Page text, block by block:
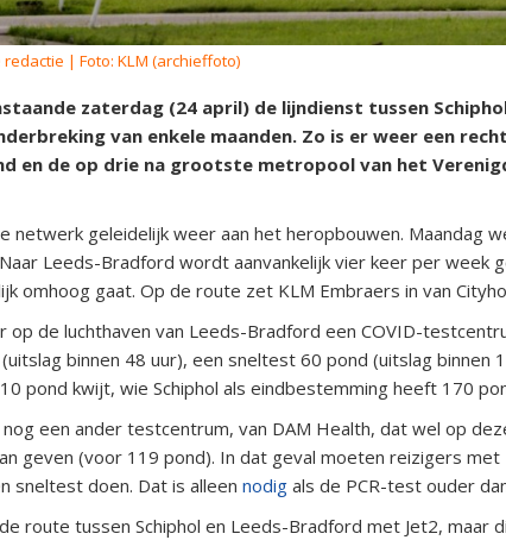
redactie | Foto: KLM (archieffoto)
zaterdag (24 april) de lijndienst tussen
van enkele maanden. Zo is er weer een
en de op drie na grootste metropool van het
netwerk geleidelijk weer aan het heropbouwen. Maandag
Leeds-Bradford wordt aanvankelijk vier keer per week
omhoog gaat. Op de route zet KLM Embraers in van
de luchthaven van Leeds-Bradford een COVID-
binnen 48 uur), een sneltest 60 pond (uitslag binnen
pond kwijt, wie Schiphol als eindbestemming heeft 170
een ander testcentrum, van DAM Health, dat wel op
geven (voor 119 pond). In dat geval moeten reizigers met
sneltest doen. Dat is alleen nodig als de PCR-test ouder
route tussen Schiphol en Leeds-Bradford met Jet2, maar